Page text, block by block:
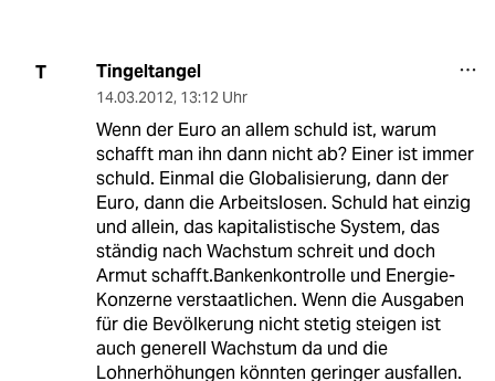
T Tingeltangel
14.03.2012, 13:12 Uhr
Wenn der Euro an allem schuld ist, warum
schafft man ihn dann nicht ab? Einer ist immer
schuld. Einmal die Globalisierung, dann der
Euro, dann die Arbeitslosen. Schuld hat einzig
und allein, das kapitalistische System, das
ständig nach Wachstum schreit und doch
Armut schafft.Bankenkontrolle und Energie-
Konzerne verstaatlichen. Wenn die Ausgaben
für die Bevölkerung nicht stetig steigen ist
auch generell Wachstum da und die
Lohnerhöhungen könnten geringer ausfallen.